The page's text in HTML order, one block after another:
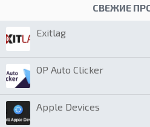
СВЕЖИЕ
Exitlag
OP Auto Clicker
Apple Devices